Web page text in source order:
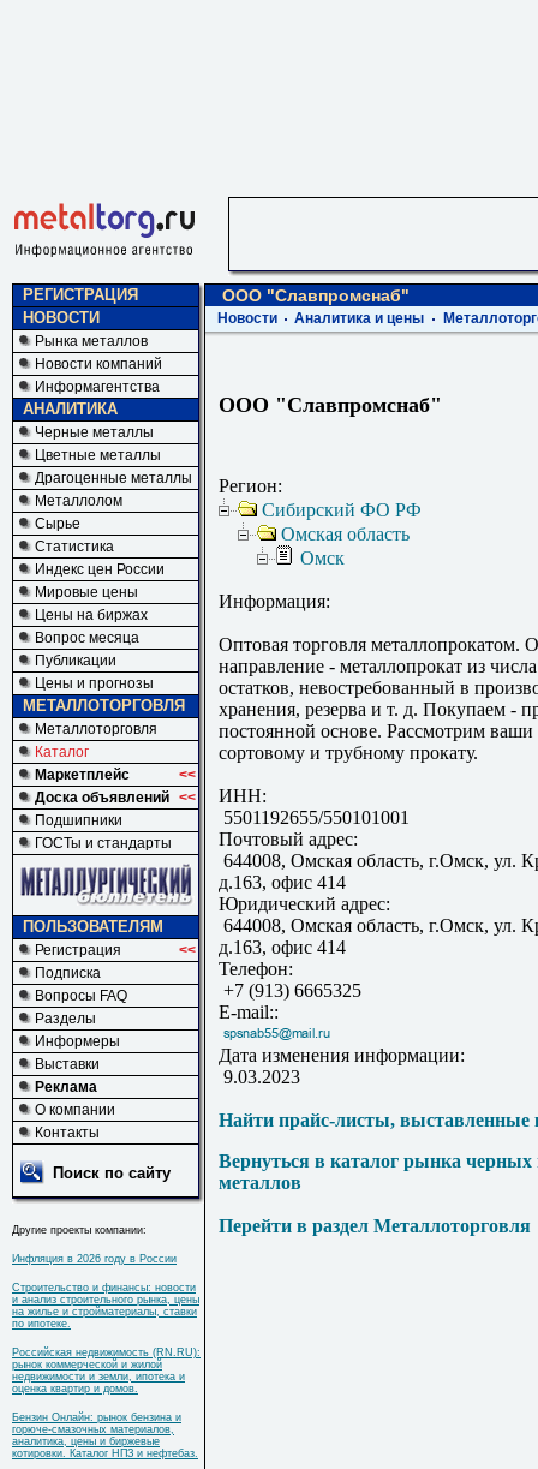
РЕГИСТРАЦИЯ
НОВОСТИ
Рынка металлов
Новости компаний
Информагентства
АНАЛИТИКА
Черные металлы
Цветные металлы
Драгоценные металлы
Металлолом
Сырье
Статистика
Индекс цен России
Мировые цены
Цены на биржах
Вопрос месяца
Публикации
Цены и прогнозы
МЕТАЛЛОТОРГОВЛЯ
Металлоторговля
Каталог
Маркетплейс
<<
Доска объявлений <<
Подшипники
ГОСТы и стандарты
ПОЛЬЗОВАТЕЛЯМ
Регистрация
<<
Подписка
Вопросы FAQ
Разделы
Информеры
Выставки
Реклама
О компании
Контакты
Поиск по сайту
Другие проекты компании:
Инфляция в 2026 году в России
Строительство и финансы: новости
и анализ строительного рынка, цены
на жилье и стройматериалы, ставки
по ипотеке.
Российская недвижимость (RN.RU):
рынок коммерческой и жилой
недвижимости и земли, ипотека и
оценка квартир и домов.
Бензин Онлайн: рынок бензина и
горюче-смазочных материалов,
аналитика, цены и биржевые
котировки. Каталог НПЗ и нефтебаз.
ООО "Славпромснаб"
Новости Аналитика и цены
ООО "Славпромснаб"
Регион:
Сибирский ФО РФ
Омская область
Омск
Информация:
Оптовая торговля металлопрокатом.
направление - металлопрокат из
остатков, невостребованный в
хранения, резерва и т. д. Покупаем -
постоянной основе. Рассмотрим
сортовому и трубному прокату.
ИНН:
5501192655/550101001
Почтовый адрес:
644008, Омская область, г.Омск, ул.
д.163, офис 414
Юридический адрес:
644008, Омская область, г.Омск, ул.
д.163, офис 414
Телефон:
+7 (913) 6665325
E-mail::
Дата изменения информации:
9.03.2023
Найти прайс-листы, выставленные
Вернуться в каталог рынка
металлов
Перейти в раздел Металлоторговля